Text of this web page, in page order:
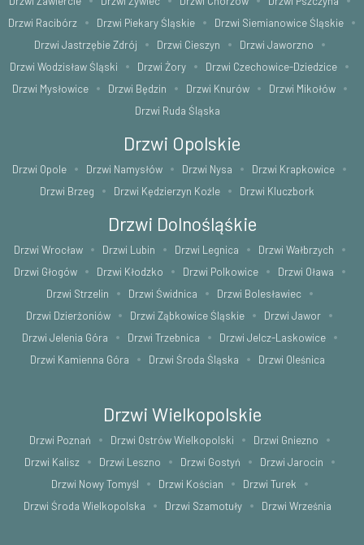
Drzwi Racibórz
Drzwi Piekary Śląskie
Drzwi Siemianowice Śląskie
Drzwi Jastrzębie Zdrój
Drzwi Cieszyn
Drzwi Jaworzno
Drzwi Wodzisław Śląski
Drzwi Żory
Drzwi Czechowice-Dziedzice
Drzwi Mysłowice
Drzwi Będzin Drzwi Knurów
Drzwi Mikołów
Drzwi Ruda Śląska
Drzwi Opolskie
Drzwi Opole Drzwi Namysłów Drzwi Nysa
Drzwi Krapkowice
Drzwi Brzeg
Drzwi Kędzierzyn Koźle Drzwi Kluczbork
Drzwi Dolnośląśkie
Drzwi Wrocław Drzwi Lubin Drzwi Legnica
Drzwi Wałbrzych
Drzwi Głogów
Drzwi Kłodzko Drzwi Polkowice
Drzwi Oława
Drzwi Strzelin
Drzwi Świdnica
Drzwi Bolesławiec
Drzwi Dzierżoniów
Drzwi Ząbkowice Śląskie
Drzwi Jawor
Drzwi Jelenia Góra
Drzwi Trzebnica
Drzwi Jelcz-Laskowice
Drzwi Kamienna Góra
Drzwi Środa Śląska Drzwi Oleśnica
Drzwi Wielkopolskie
Drzwi Poznań Drzwi Ostrów Wielkopolski
Drzwi Gniezno
Drzwi Kalisz
Drzwi Leszno Drzwi Gostyń
Drzwi Jarocin
Drzwi Nowy Tomyśl
Drzwi Kościan
Drzwi Turek
Drzwi Środa Wielkopolska
Drzwi Szamotuły Drzwi Września